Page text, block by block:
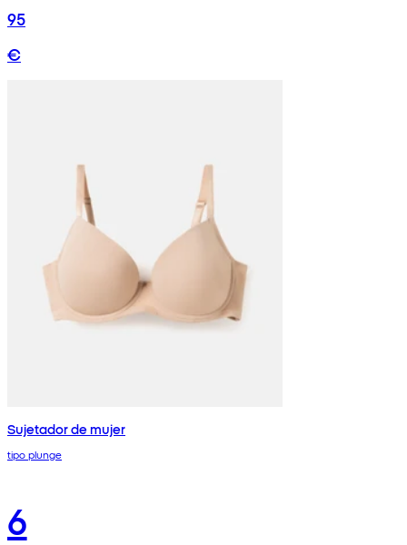
95
€
Sujetador de mujer
tipo plunge
6